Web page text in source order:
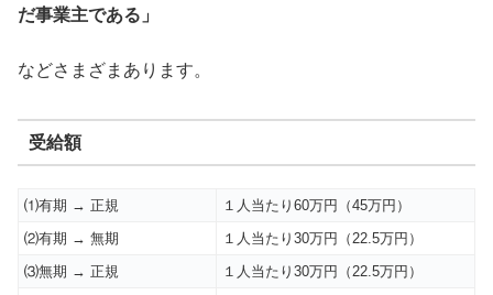
だ事業主である」
などさまざまあります。
受給額
⑴有期 → 正規
１人当たり60万円（45万円）
⑵有期 → 無期
１人当たり30万円（22.5万円）
⑶無期 → 正規
１人当たり30万円（22.5万円）